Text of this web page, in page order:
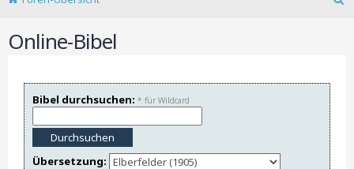
Online-Bibel
Bibel durchsuchen: * für Wildcard
Übersetzung: